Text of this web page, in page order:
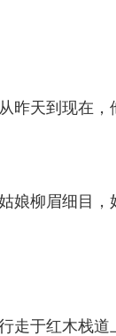
昨天到现在，
娘柳眉细目，
走于红木栈道